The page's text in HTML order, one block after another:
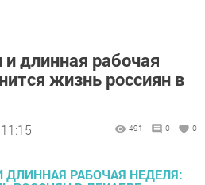
длинная рабочая
жизнь россиян в
491 0 0